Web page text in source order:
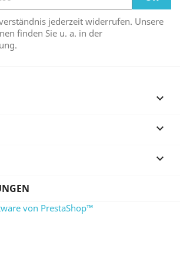
jederzeit widerrufen. Unsere
finden Sie u. a. in der



von PrestaShop™